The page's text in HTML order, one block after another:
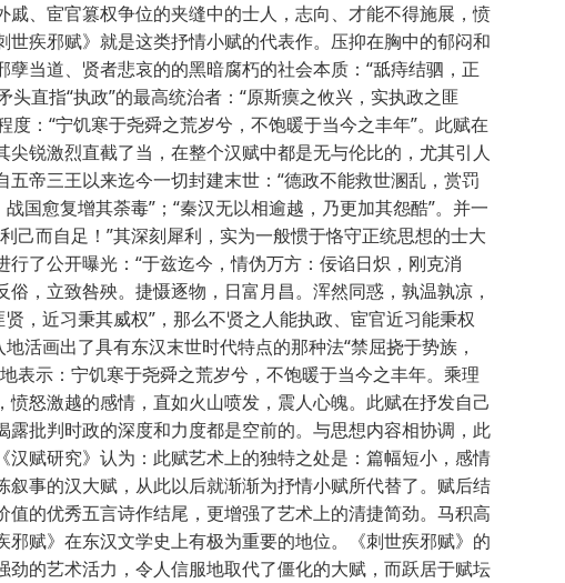
、宦官篡权争位的夹缝中的士人，志向、才能不得施展，愤
疾邪赋》就是这类抒情小赋的代表作。压抑在胸中的郁闷和
当道、贤者悲哀的的黑暗腐朽的社会本质：“舐痔结驷，正
直指“执政”的最高统治者：“原斯瘼之攸兴，实执政之匪
度：“宁饥寒于尧舜之荒岁兮，不饱暖于当今之丰年”。此赋在
锐激烈直截了当，在整个汉赋中都是无与伦比的，尤其引人
帝三王以来迄今一切封建末世：“德政不能救世溷乱，赏罚
国愈复增其荼毒”；“秦汉无以相逾越，乃更加其怨酷”。并一
己而自足！”其深刻犀利，实为一般惯于恪守正统思想的士大
了公开曝光：“于兹迄今，情伪万方：佞谄日炽，刚克消
，立致咎殃。捷慑逐物，日富月昌。浑然同惑，孰温孰凉，
，近习秉其威权”，那么不贤之人能执政、宦官近习能秉权
活画出了具有东汉末世时代特点的那种法“禁屈挠于势族，
表示：宁饥寒于尧舜之荒岁兮，不饱暖于当今之丰年。乘理
怒激越的感情，直如火山喷发，震人心魄。此赋在抒发自己
批判时政的深度和力度都是空前的。与思想内容相协调，此
赋研究》认为：此赋艺术上的独特之处是：篇幅短小，感情
事的汉大赋，从此以后就渐渐为抒情小赋所代替了。赋后结
的优秀五言诗作结尾，更增强了艺术上的清捷简劲。马积高
赋》在东汉文学史上有极为重要的地位。《刺世疾邪赋》的
的艺术活力，令人信服地取代了僵化的大赋，而跃居于赋坛